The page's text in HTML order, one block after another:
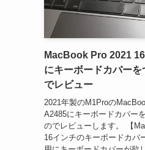
MacBook Pro 2021
にキーボードカバー
でレビュー
2021年製のM1Proの
A2485にキーボードカバー
のでレビューします。 【
16インチのキーボードカバ